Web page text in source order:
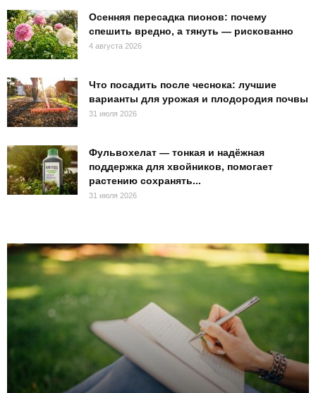
Осенняя пересадка пионов: почему
спешить вредно, а тянуть — рискованно
4 августа 2026
Что посадить после чеснока: лучшие
варианты для урожая и плодородия почвы
31 июля 2026
Фульвохелат — тонкая и надёжная
поддержка для хвойников, помогает
растению сохранять...
31 июля 2026